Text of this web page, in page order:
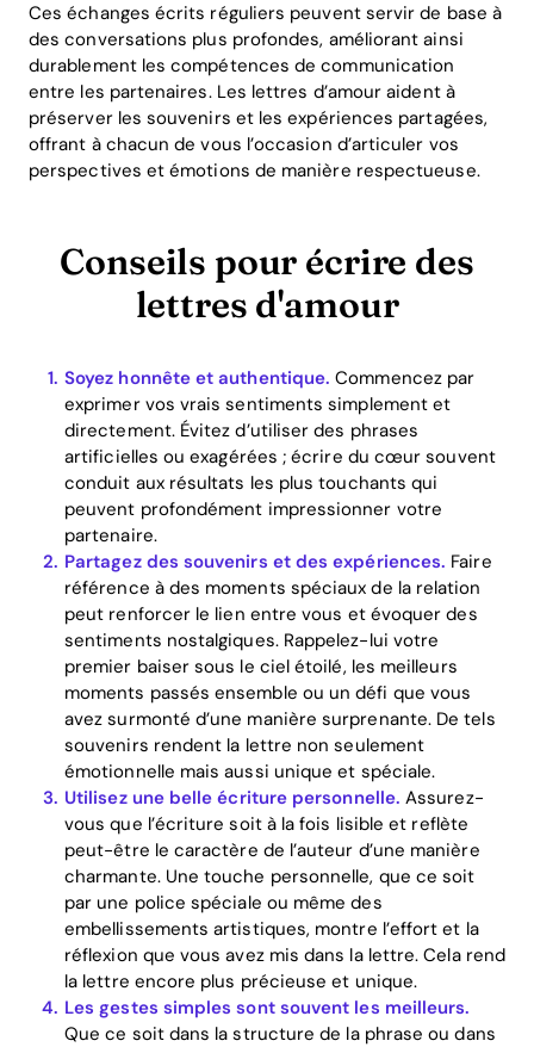
Ces échanges écrits réguliers peuvent servir de base à
des conversations plus profondes, améliorant ainsi
durablement les compétences de communication
entre les partenaires. Les lettres d’amour aident à
préserver les souvenirs et les expériences partagées,
offrant à chacun de vous l’occasion d’articuler vos
perspectives et émotions de manière respectueuse.
Conseils pour écrire des
lettres d'amour
Soyez honnête et authentique. Commencez par
exprimer vos vrais sentiments simplement et
directement. Évitez d’utiliser des phrases
artificielles ou exagérées ; écrire du cœur souvent
conduit aux résultats les plus touchants qui
peuvent profondément impressionner votre
partenaire.
Partagez des souvenirs et des expériences. Faire
référence à des moments spéciaux de la relation
peut renforcer le lien entre vous et évoquer des
sentiments nostalgiques. Rappelez-lui votre
premier baiser sous le ciel étoilé, les meilleurs
moments passés ensemble ou un défi que vous
avez surmonté d’une manière surprenante. De tels
souvenirs rendent la lettre non seulement
émotionnelle mais aussi unique et spéciale.
Utilisez une belle écriture personnelle. Assurez-
vous que l’écriture soit à la fois lisible et reflète
peut-être le caractère de l’auteur d’une manière
charmante. Une touche personnelle, que ce soit
par une police spéciale ou même des
embellissements artistiques, montre l’effort et la
réflexion que vous avez mis dans la lettre. Cela rend
la lettre encore plus précieuse et unique.
Les gestes simples sont souvent les meilleurs.
Que ce soit dans la structure de la phrase ou dans